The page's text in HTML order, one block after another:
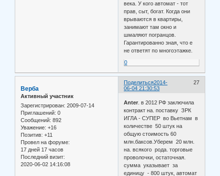
века. У кого автомат - тот
прав, сыт, богат. Когда они
врываются в квартиры,
занимают там окно и
шмаляют погранцов.
Гарантированно зная, что е
не ответят по многоэтажке.
0
Поделиться 27
2014-
06-04 21:30:53
Верба
Активный участник
Зарегистрирован: 2009-07-14
Приглашений: 0
Сообщений: 892
Уважение: +16
Позитив: +11
Провел на форуме:
17 дней 17 часов
Последний визит:
2020-06-02 14:16:08
Anter . в 2012 РФ заключила
контракт на. поставку ЗРК
ИГЛА - СУПЕР во Вьетнам в
количестве 50 штук на
общую стоимость 60
млн.баксов.Уберем 20 млн.
на. всякого рода. торговые
проволочки, остаточная.
сумма указывает за
единицу - 800 штук, автомат